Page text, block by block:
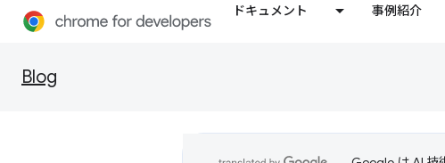
ドキュメント 事例紹介
Blog